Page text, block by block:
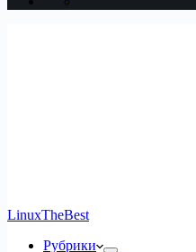
LinuxTheBest
Рубрики